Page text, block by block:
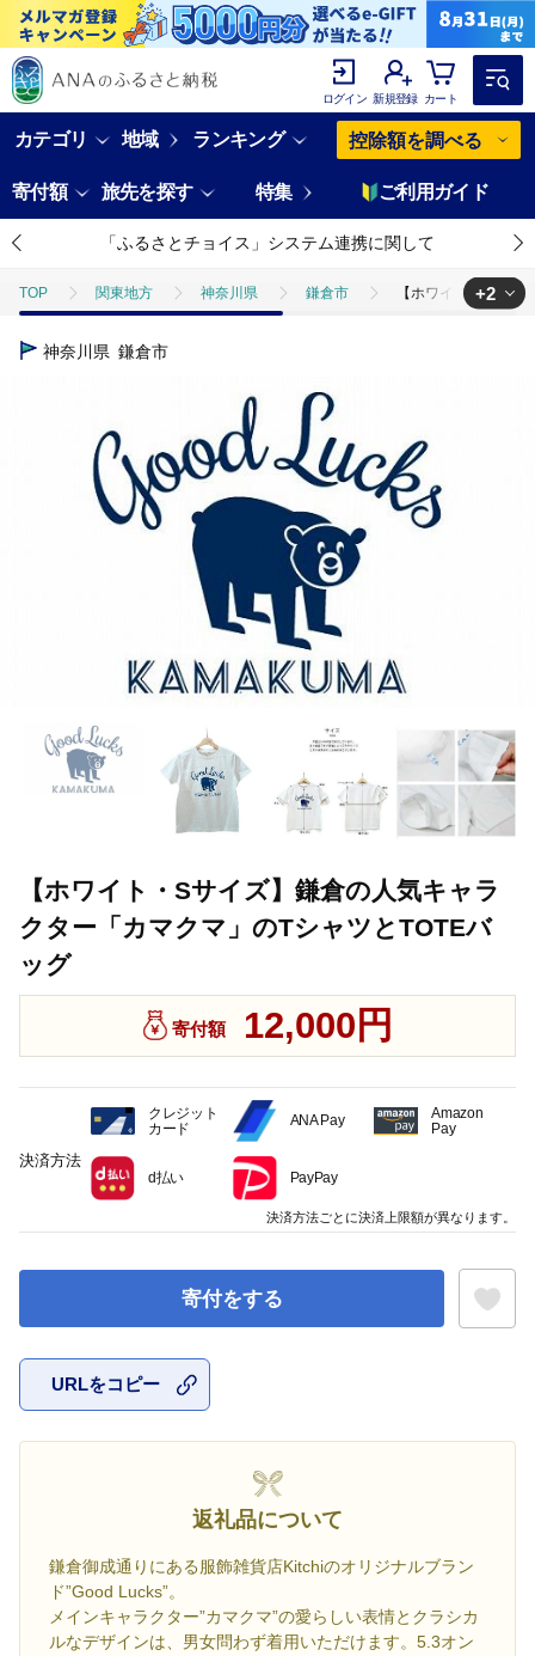
ログイン 新規登録 カート
カテゴリ 地域 ランキング 控除額を調べる
寄付額 旅先を探す 特集 ご利用ガイド
「ふるさとチョイス」システム連携に関して
TOP 関東地方 神奈川県 鎌倉市 【ホワイト・Sサイ
TOP
+2
神奈川県 鎌倉市
【ホワイト・Sサイズ】鎌倉の人気キャラ
クター「カマクマ」のTシャツとTOTEバ
ッグ
寄付額 12,000円
寄付をする
URLをコピー
返礼品について
鎌倉御成通りにある服飾雑貨店Kitchiのオリジナルブラン
ド”Good Lucks”。
メインキャラクター”カマクマ”の愛らしい表情とクラシカ
ルなデザインは、男女問わず着用いただけます。5.3オン
決済方法
クレジット
カード
ANA Pay
Amazon
Pay
d払い PayPay
決済方法ごとに決済上限額が異なります。